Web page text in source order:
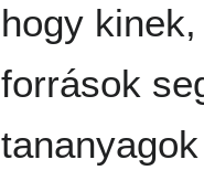
hogy
források